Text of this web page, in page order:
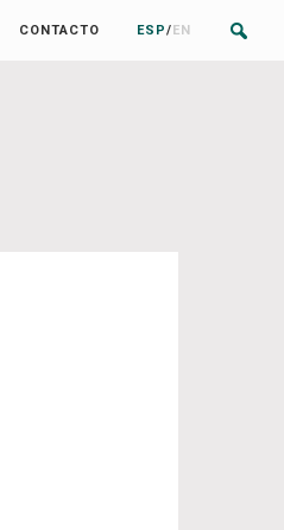
CONTACTO ESP/EN